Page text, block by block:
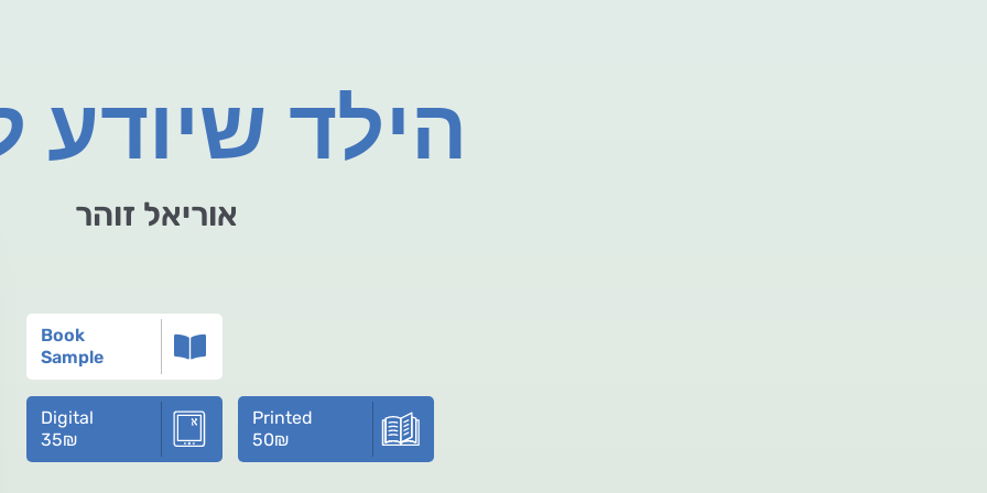
הילד שיודע
אוריאל זוהר
Book
Sample
Digital
35₪
Printed
50₪